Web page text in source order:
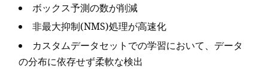
ボックス予測の数が削減
非最大抑制(NMS)処理が高速化
カスタムデータセットでの学習において、データ
の分布に依存せず柔軟な検出